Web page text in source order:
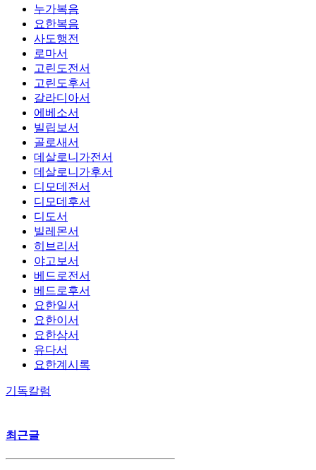
누가복음
요한복음
사도행전
로마서
고린도전서
고린도후서
갈라디아서
에베소서
빌립보서
골로새서
데살로니가전서
데살로니가후서
디모데전서
디모데후서
디도서
빌레몬서
히브리서
야고보서
베드로전서
베드로후서
요한일서
요한이서
요한삼서
유다서
요한계시록
기독칼럼
최근글